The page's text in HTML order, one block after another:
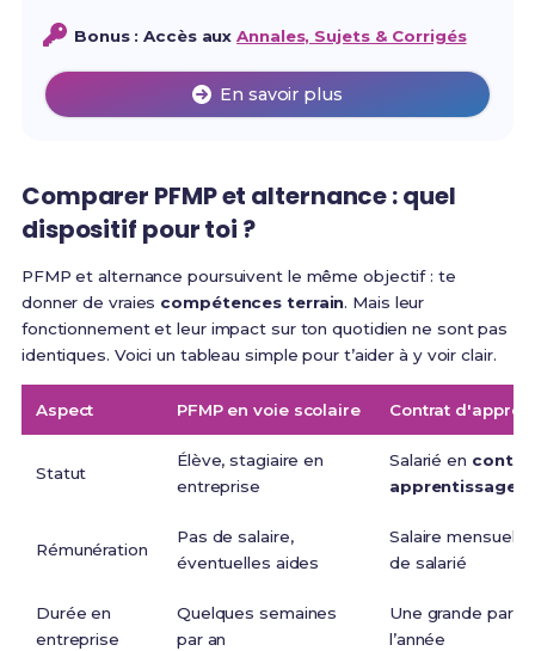
Bonus : Accès auxAnnales, Sujets & Corrigés
En savoir plus
Comparer PFMP et alternance : quel
dispositif pour toi ?
PFMP et alternance poursuivent le même objectif : te
donner de vraies compétences terrain. Mais leur
fonctionnement et leur impact sur ton quotidien ne sont pas
identiques. Voici un tableau simple pour t’aider à y voir clair.
Aspect PFMP en voie scolaire Contrat
Statut
Élève, stagiaire en
entreprise
Salarié en
apprentissage
Rémunération
Pas de salaire,
éventuelles aides
Salaire mensuel,
de salarié
Durée en
entreprise
Quelques semaines
par an
Une grande
l’année